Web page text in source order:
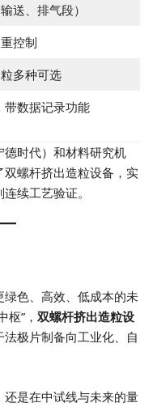
送、排气段）
控制
多种可选
带数据记录功能
时代）和材料研究机
螺杆挤出造粒设备，实
续工艺验证。
色、高效、低成本的未
”， 双螺杆挤出造粒设
极片制备向工业化、自
是在中试线与未来的量